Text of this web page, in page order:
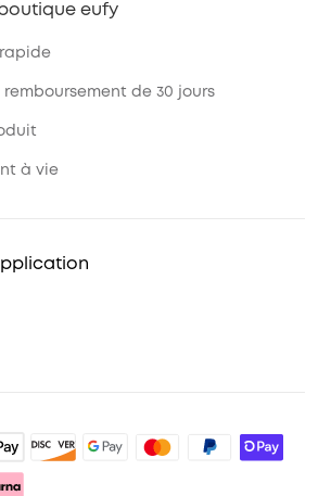
eufy
rapide
de 30 jours
à vie